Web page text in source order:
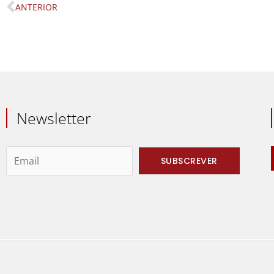
Prev
ANTERIOR
Newsletter